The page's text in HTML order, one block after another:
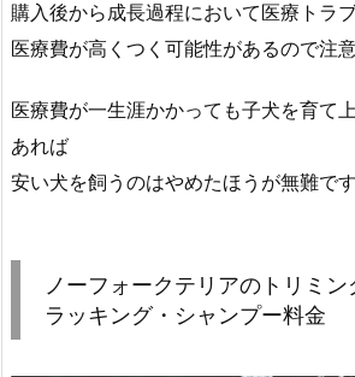
購入後から成長過程において医療トラ
医療費が高くつく可能性があるので注
医療費が一生涯かかっても子犬を育て
あれば
安い犬を飼うのはやめたほうが無難です
ノーフォークテリアのトリミ
ラッキング・シャンプー料金